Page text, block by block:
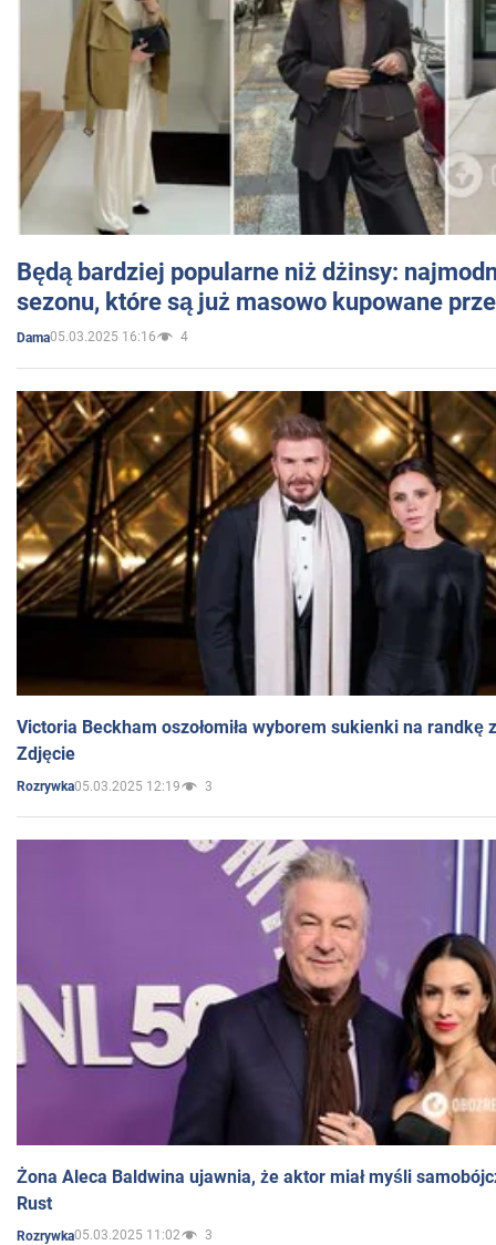
Będą bardziej popularne niż dżinsy:
sezonu, które są już masowo kupowane
Dama05.03.2025 16:16 4
Victoria Beckham oszołomiła wyborem sukienki na randkę
Zdjęcie
Rozrywka05.03.2025 12:19 3
Żona Aleca Baldwina ujawnia, że aktor miał myśli
Rust
Rozrywka05.03.2025 11:02 3